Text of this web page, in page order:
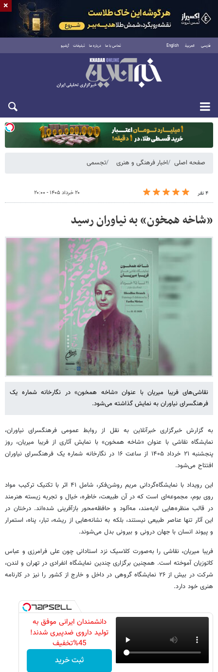
فارسی العربية English تماس با ما درباره ما تبلیغات آرشیو
دوشنبه ۱۹ مرداد ۱۴۰۵
صفحه اصلی اخبار فرهنگی و هنری تجسمی
۴ نفر ۲۰ خرداد ۱۴۰۵ - ۲۰:۰۰
«شاخه همخون» به نیاوران رسید
نقاشی‌های فریبا میریان با عنوان «شاخه همخون» در نگارخانه شماره یک
فرهنگسرای نیاوران به نمایش گذاشته می‌شود.
به گزارش خبرگزاری خبرآنلاین به نقل از روابط عمومی فرهنگسرای نیاوران،
نمایشگاه نقاشی با عنوان «شاخه همخون» با نمایش آثاری از فریبا میریان، روز
پنجشنبه ۲۱ خرداد ۱۴۰۵ از ساعت ۱۶ در نگارخانه شماره یک فرهنگسرای نیاوران
افتتاح می‌شود.
این رویداد با نمایشگاه‌گردانی مریم روشن‌فکر، شامل ۴۱ اثر با تکنیک ترکیب مواد
روی بوم، مجموعه‌ای است که در آن طبیعت، خاطره، خیال و تجربه زیسته هنرمند
در قالب منظره‌هایی لایه‌مند، مه‌آلود و حافظه‌محور بازآفرینی شده‌اند. درختان در
این آثار تنها عناصر طبیعی نیستند، بلکه به نشانه‌هایی از ریشه، تبار، پناه، استمرار
و پیوند انسان با جهان درونی و بیرونی بدل می‌شوند.
فریبا میریان، نقاشی را به‌صورت کلاسیک نزد استادانی چون علی فرامرزی و عباس
کاتوزیان آموخته است. همچنین برگزاری چندین نمایشگاه انفرادی در تهران و لندن،
شرکت در بیش از ۲۶ نمایشگاه گروهی در داخل و خارج از کشور را نیز در کارنامه
هنری خود دارد.
دانشمندان ایرانی موفق به
تولید داروی ضدپیری شدند!
45%تخفیف
ثبت خرید
×